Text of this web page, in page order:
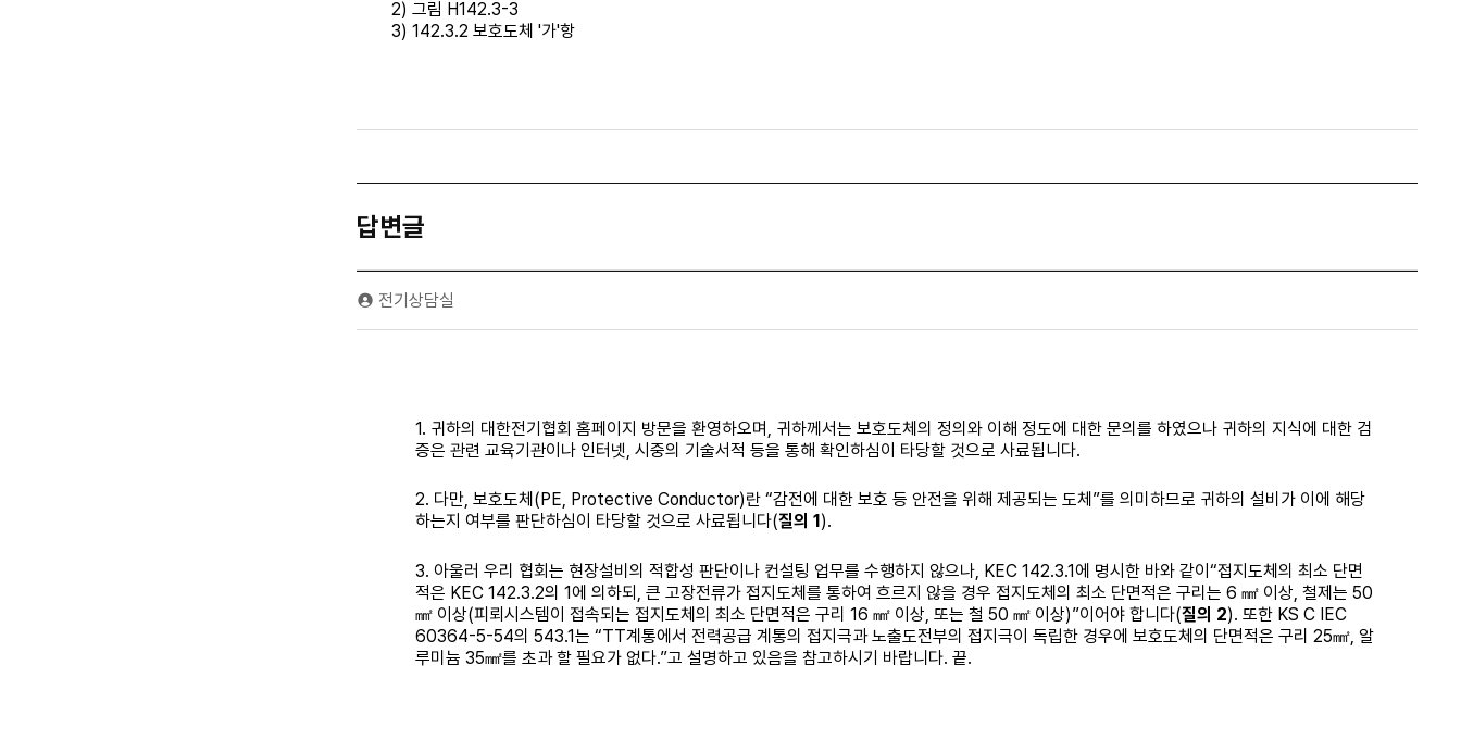
2) 그림 H142.3-3
3) 142.3.2 보호도체 '가'항
답변글
전기상담실
1. 귀하의 대한전기협회 홈페이지 방문을 환영하오며 , 귀하께서는 보호도체의 정의와 이해 정도에 대한 문의를 하였으나 귀하의 지식에 대한 검
증은 관련 교육기관이나 인터넷, 시중의 기술서적 등을 통해 확인하심이 타당할 것으로 사료됩니다.
2. 다만, 보호도체 (PE, Protective Conductor)란 “감전에 대한 보호 등 안전을 위해 제공되는 도체 ”를 의미하므로 귀하의 설비가 이에 해당
하는지 여부를 판단하심이 타당할 것으로 사료됩니다(질의 1 ).
3. 아울러 우리 협회는 현장설비의 적합성 판단이나 컨설팅 업무를 수행하지 않으나, KEC 142.3.1에 명시한 바와 같이 “접지도체의 최소 단면
적은 KEC 142.3.2의 1에 의하되 큰 고장전류가 접지도체를 통하여 흐르지 않을 경우 접지도체의 최소 단면적은 구리는 6 ㎟ 이상, 철제는 50
㎟ 이상(피뢰시스템이 접속되는 접지도체의 최소 단면적은 구리 16 ㎟ 이상, 또는 철 50 ㎟ 이상)”이어야 합니다(질의 2). 또한 KS C IEC
60364-5-54의 543.1는 “TT계통에서 전력공급 계통의 접지극과 노출도전부의 접지극이 독립한 경우에 보호도체의 단면적은 구리 25㎟, 알
루미늄 35㎟를 초과 할 필요가 없다.”고 설명하고 있음을 참고하시기 바랍니다. 끝.